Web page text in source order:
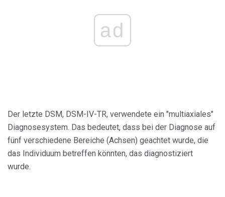
ad
Der letzte DSM, DSM-IV-TR, verwendete ein "multiaxiales"
Diagnosesystem. Das bedeutet, dass bei der Diagnose auf
fünf verschiedene Bereiche (Achsen) geachtet wurde, die
das Individuum betreffen könnten, das diagnostiziert
wurde.